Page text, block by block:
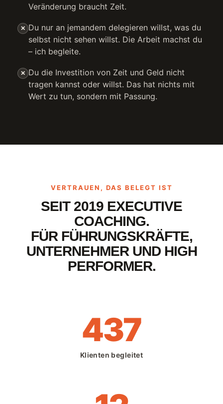
Veränderung braucht Zeit.
✕ Du nur an jemandem delegieren willst, was du
selbst nicht sehen willst. Die Arbeit machst du
– ich begleite.
✕ Du die Investition von Zeit und Geld nicht
tragen kannst oder willst. Das hat nichts mit
Wert zu tun, sondern mit Passung.
VERTRAUEN, DAS BELEGT IST
SEIT 2019 EXECUTIVE
COACHING.
FÜR FÜHRUNGSKRÄFTE,
UNTERNEHMER UND HIGH
PERFORMER.
437
Klienten begleitet